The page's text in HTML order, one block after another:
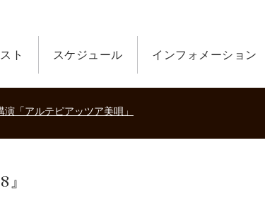
ト スケジュール インフォメーション
散歩 京都・大阪 ～二都物語～」
生きた時代－
散歩 京都・大阪 ～二都物語～」